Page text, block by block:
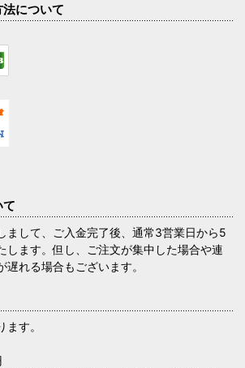
について
まして、ご入金完了後、通常3営業日から5
します。但し、ご注文が集中した場合や連
れる場合もございます。
す。